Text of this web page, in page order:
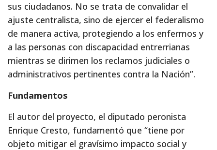
sus ciudadanos. No se trata de convalidar el
ajuste centralista, sino de ejercer el federalismo
de manera activa, protegiendo a los enfermos y
a las personas con discapacidad entrerrianas
mientras se dirimen los reclamos judiciales o
administrativos pertinentes contra la Nación”.
Fundamentos
El autor del proyecto, el diputado peronista
Enrique Cresto, fundamentó que “tiene por
objeto mitigar el gravísimo impacto social y